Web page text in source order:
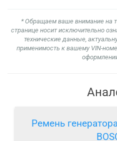
* Обращаем ваше внимание на
странице носит исключительно
технические данные,
применимость к вашему VIN-
Ремень